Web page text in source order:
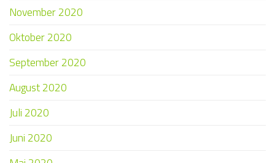
November 2020
Oktober 2020
September 2020
August 2020
Juli 2020
Juni 2020